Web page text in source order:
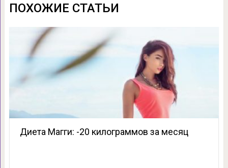
ПОХОЖИЕ СТАТЬИ
Диета Магги: -20 килограммов за месяц